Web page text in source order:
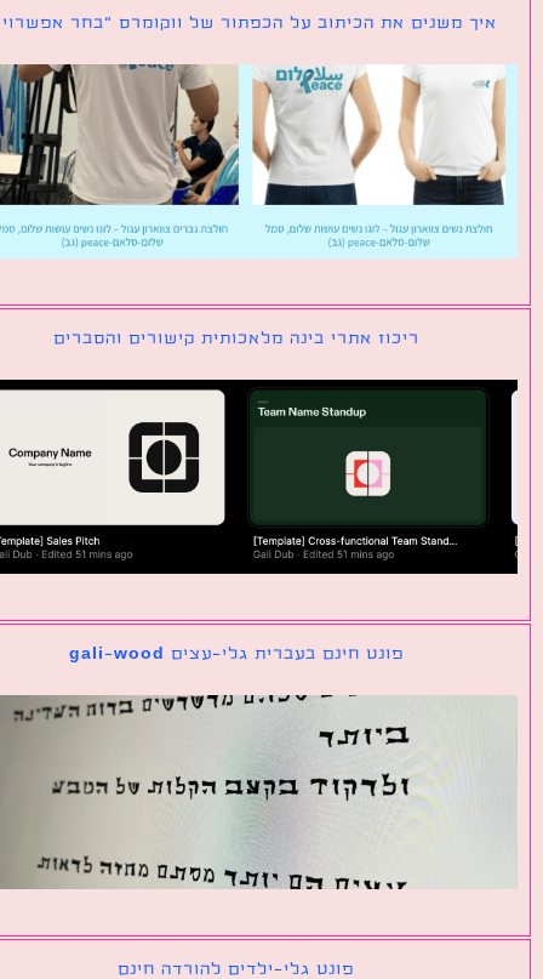
משנים את הכיתוב על הכפתור של ווקומרס ״בחר אפשרויות״
ריכוז אתרי בינה מלאכותית קישורים והסברים
פונט חינם בעברית גלי-עצים gali-wood
פונט גלי-ילדים להורדה חינם